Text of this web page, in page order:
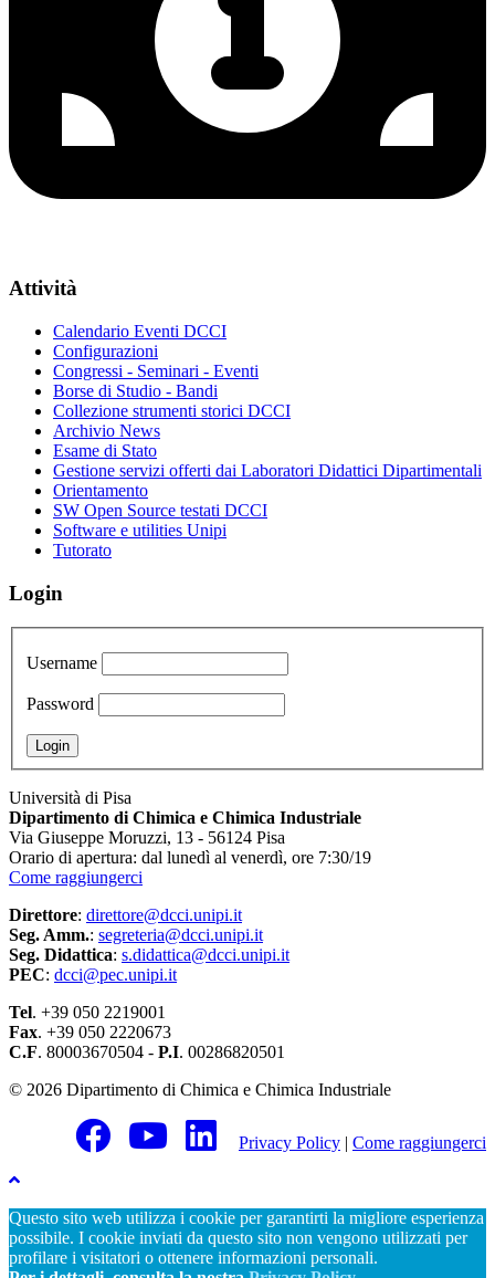
Attività
Calendario Eventi DCCI
Configurazioni
Congressi - Seminari - Eventi
Borse di Studio - Bandi
Collezione strumenti storici DCCI
Archivio News
Esame di Stato
Gestione servizi offerti dai Laboratori Didattici Dipartimentali
Orientamento
SW Open Source testati DCCI
Software e utilities Unipi
Tutorato
Login
Username
Password
Università di Pisa
Dipartimento di Chimica e Chimica Industriale
Via Giuseppe Moruzzi, 13 - 56124 Pisa
Orario di apertura: dal lunedì al venerdì, ore 7:30/19
Come raggiungerci
Direttore: direttore@dcci.unipi.it
Seg. Amm.: segreteria@dcci.unipi.it
Seg. Didattica: s.didattica@dcci.unipi.it
PEC: dcci@pec.unipi.it
Tel. +39 050 2219001
Fax. +39 050 2220673
C.F. 80003670504 - P.I. 00286820501
© 2026 Dipartimento di Chimica e Chimica Industriale
Privacy Policy | Come raggiungerci
Questo sito web utilizza i cookie per garantirti la migliore esperienza
possibile. I cookie inviati da questo sito non vengono utilizzati per
profilare i visitatori o ottenere informazioni personali.